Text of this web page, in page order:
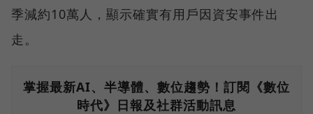
季減約10萬人，顯示確實有用戶因資安事件出
走。
掌握最新AI、半導體、數位趨勢！訂閱《數位
時代》日報及社群活動訊息